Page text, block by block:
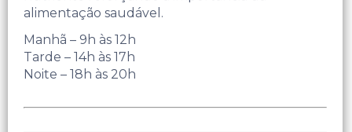
alimentação saudável.
Manhã – 9h às 12h
Tarde – 14h às 17h
Noite – 18h às 20h